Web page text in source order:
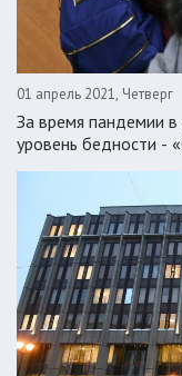
01 апрель 2021, Четверг
За время пандемии в
уровень бедности -